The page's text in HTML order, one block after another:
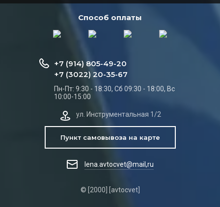
Способ оплаты
© [2000] [avtocvet]
+7 (914) 805-49-20
+7 (3022) 20-35-67
Пн-Пт: 9:30 - 18:30, Сб 09:30 - 18:00, Вс
10:00-15:00
ул. Инструментальная 1/2
Пункт самовывоза на карте
lena.avtocvet@mail,ru